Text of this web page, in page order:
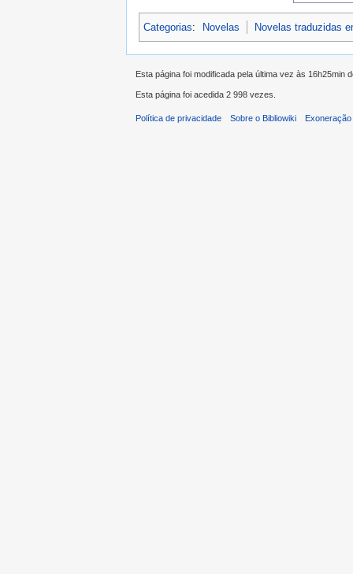
Categorias: Novelas Novelas traduzidas
Esta página foi modificada pela última vez às 16h25min
Esta página foi acedida 2 998 vezes.
Política de privacidade Sobre o Bibliowiki